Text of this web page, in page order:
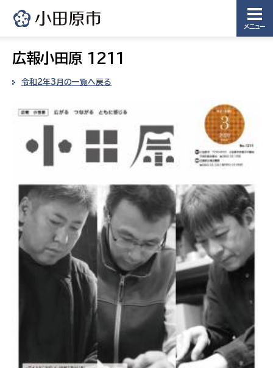
メニュー
広報小田原 1211
令和2年3月の一覧へ戻る